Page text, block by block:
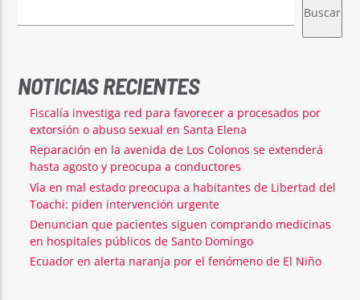
Buscar
NOTICIAS RECIENTES
Fiscalía investiga red para favorecer a procesados por
extorsión o abuso sexual en Santa Elena
Reparación en la avenida de Los Colonos se extenderá
hasta agosto y preocupa a conductores
Vía en mal estado preocupa a habitantes de Libertad del
Toachi: piden intervención urgente
Denuncian que pacientes siguen comprando medicinas
en hospitales públicos de Santo Domingo
Ecuador en alerta naranja por el fenómeno de El Niño